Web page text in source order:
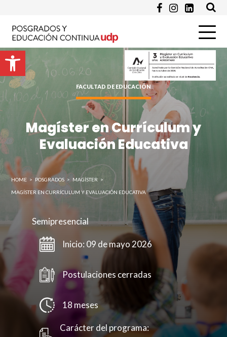
Abrir barra de herramientas
Enviar
FACULTAD DE EDUCACIÓN
Magíster en Currículum y
Evaluación Educativa
HOME > POSGRADOS > MAGÍSTER >
MAGÍSTER EN CURRÍCULUM Y EVALUACIÓN EDUCATIVA
Semipresencial
Inicio: 09 de mayo 2026
Postulaciones cerradas
18 meses
Carácter del programa: